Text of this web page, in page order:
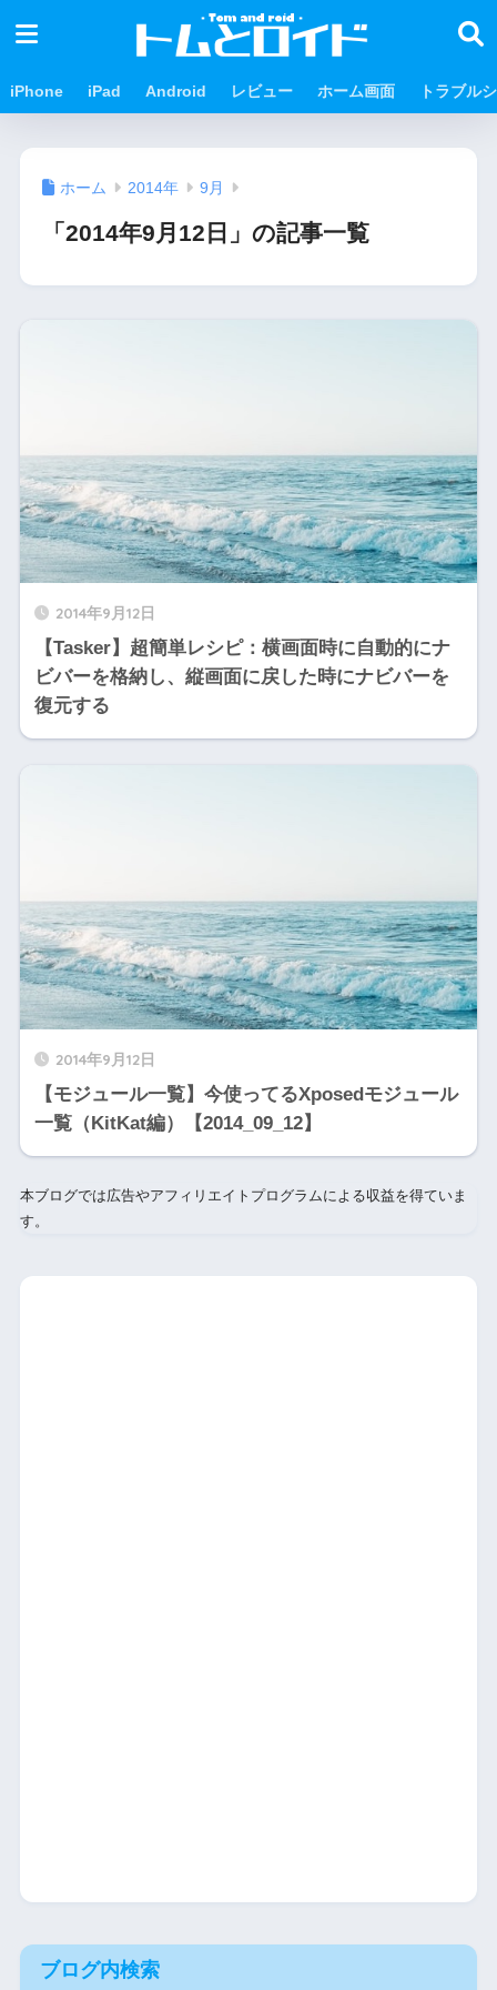
iPhone iPad Android レビュー ホーム画面 トラブル
ホーム 2014年 9月
「2014年9月12日」の記事一覧
2014年9月12日
【Tasker】超簡単レシピ：横画面時に自動的にナ
ビバーを格納し、縦画面に戻した時にナビバーを
復元する
2014年9月12日
【モジュール一覧】今使ってるXposedモジュール
一覧（KitKat編）【2014_09_12】
本ブログでは広告やアフィリエイトプログラムによる収益を得ていま
す。
ブログ内検索